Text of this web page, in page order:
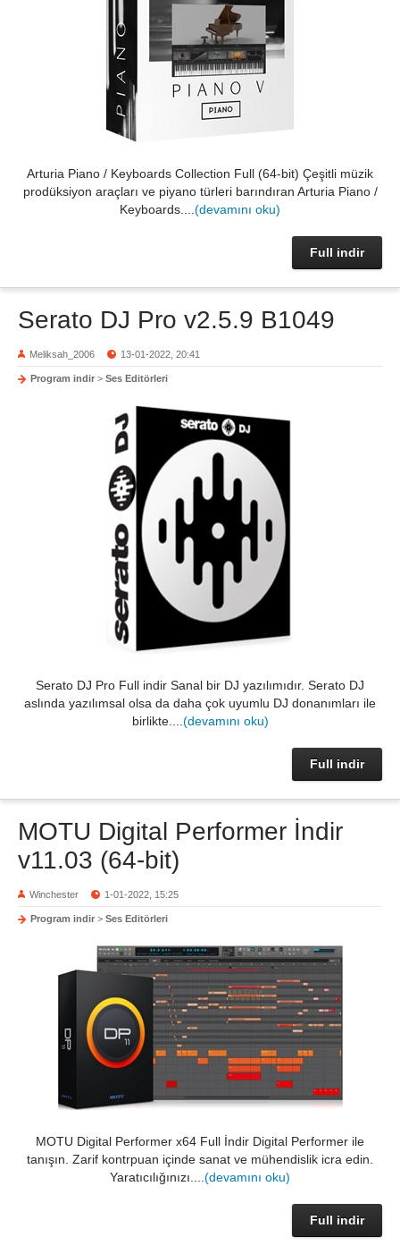
Arturia Piano / Keyboards Collection Full (64-bit) Çeşitli müzik
prodüksiyon araçları ve piyano türleri barındıran Arturia Piano /
Keyboards.... (devamını oku)
Full indir
Serato DJ Pro v2.5.9 B1049
Meliksah_2006 13-01-2022, 20:41
Program indir > Ses Editörleri
Serato DJ Pro Full indir Sanal bir DJ yazılımıdır. Serato DJ
aslında yazılımsal olsa da daha çok uyumlu DJ donanımları ile
birlikte.... (devamını oku)
Full indir
MOTU Digital Performer İndir
v11.03 (64-bit)
Winchester 1-01-2022, 15:25
Program indir > Ses Editörleri
MOTU Digital Performer x64 Full İndir Digital Performer ile
tanışın. Zarif kontrpuan içinde sanat ve mühendislik icra edin.
Yaratıcılığınızı.... (devamını oku)
Full indir